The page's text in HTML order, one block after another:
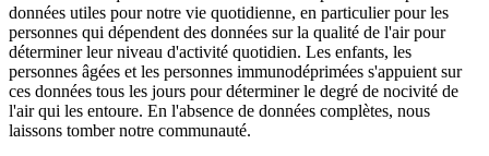
données utiles pour notre vie quotidienne, en particulier pour les
personnes qui dépendent des données sur la qualité de l'air pour
déterminer leur niveau d'activité quotidien. Les enfants, les
personnes âgées et les personnes immunodéprimées s'appuient sur
ces données tous les jours pour déterminer le degré de nocivité de
l'air qui les entoure. En l'absence de données complètes, nous
laissons tomber notre communauté.